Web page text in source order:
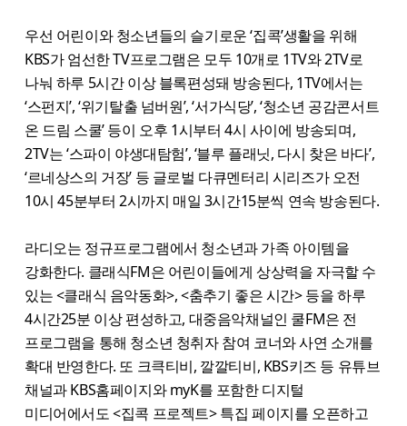
우선 어린이와 청소년들의 슬기로운 ‘집콕’생활을 위해
KBS가 엄선한 TV프로그램은 모두 10개로 1TV와 2TV로
나눠 하루 5시간 이상 블록편성돼 방송된다, 1TV에서는
‘스펀지’, ‘위기탈출 넘버원’, ‘서가식당’, ‘청소년 공감콘서트
온 드림 스쿨’ 등이 오후 1시부터 4시 사이에 방송되며,
2TV는 ‘스파이 야생대탐험’, ‘블루 플래닛, 다시 찾은 바다’,
‘르네상스의 거장’ 등 글로벌 다큐멘터리 시리즈가 오전
10시 45분부터 2시까지 매일 3시간15분씩 연속 방송된다.
라디오는 정규프로그램에서 청소년과 가족 아이템을
강화한다. 클래식FM은 어린이들에게 상상력을 자극할 수
있는 <클래식 음악동화>, <춤추기 좋은 시간> 등을 하루
4시간25분 이상 편성하고, 대중음악채널인 쿨FM은 전
프로그램을 통해 청소년 청취자 참여 코너와 사연 소개를
확대 반영한다. 또 크큭티비, 깔깔티비, KBS키즈 등 유튜브
채널과 KBS홈페이지와 myK를 포함한 디지털
미디어에서도 <집콕 프로젝트> 특집 페이지를 오픈하고